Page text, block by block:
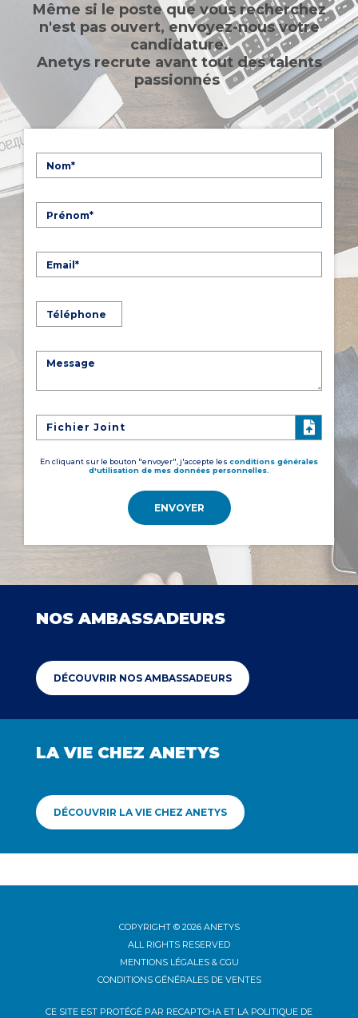
Même si le poste que vous recherchez
n'est pas ouvert, envoyez-nous votre
candidature.
Anetys recrute avant tout des talents
passionnés
Fichier Joint
En cliquant sur le bouton "envoyer", j'accepte les conditions générales
d'utilisation de mes données personnelles.
ENVOYER
NOS AMBASSADEURS
DÉCOUVRIR NOS AMBASSADEURS
LA VIE CHEZ ANETYS
DÉCOUVRIR LA VIE CHEZ ANETYS
COPYRIGHT © 2026 ANETYS
ALL RIGHTS RESERVED
MENTIONS LÉGALES & CGU
CONDITIONS GÉNÉRALES DE VENTES
CE SITE EST PROTÉGÉ PAR RECAPTCHA ET LA POLITIQUE DE